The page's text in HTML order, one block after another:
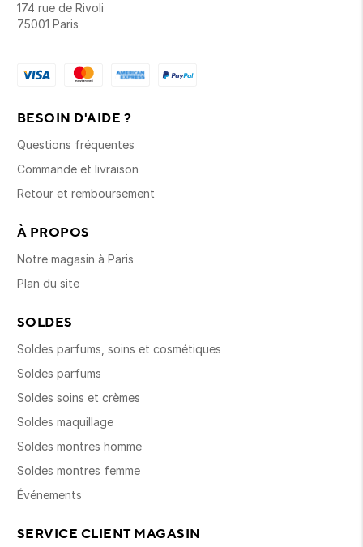
174 rue de Rivoli
75001 Paris
BESOIN D'AIDE ?
Questions fréquentes
Commande et livraison
Retour et remboursement
À PROPOS
Notre magasin à Paris
Plan du site
SOLDES
Soldes parfums, soins et cosmétiques
Soldes parfums
Soldes soins et crèmes
Soldes maquillage
Soldes montres homme
Soldes montres femme
Événements
SERVICE CLIENT MAGASIN